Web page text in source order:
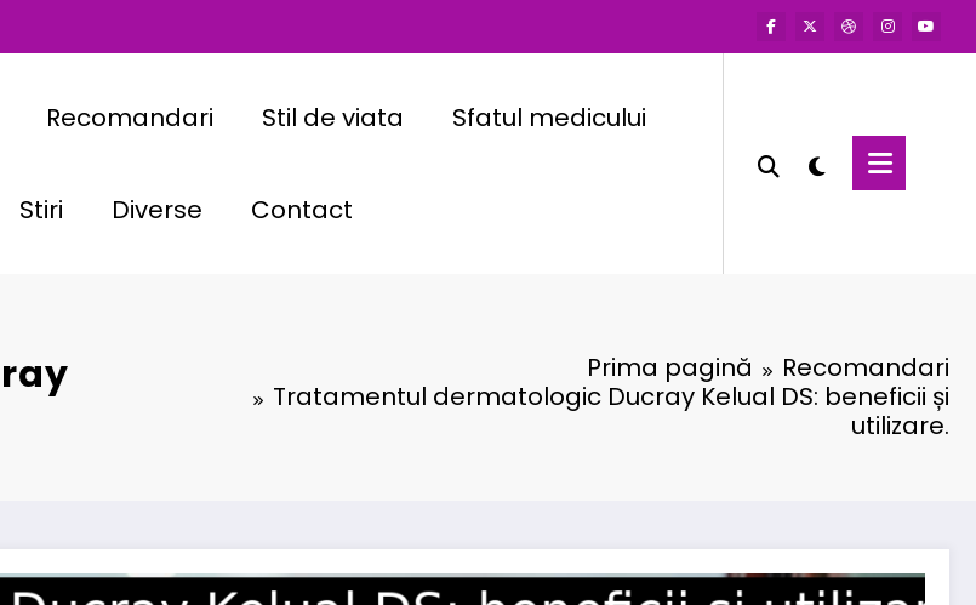
Recomandari Stil de viata Sfatul medicului
Stiri Diverse Contact
Prima pagină
Recomandari
Tratamentul dermatologic Ducray Kelual DS: beneficii și
utilizare.